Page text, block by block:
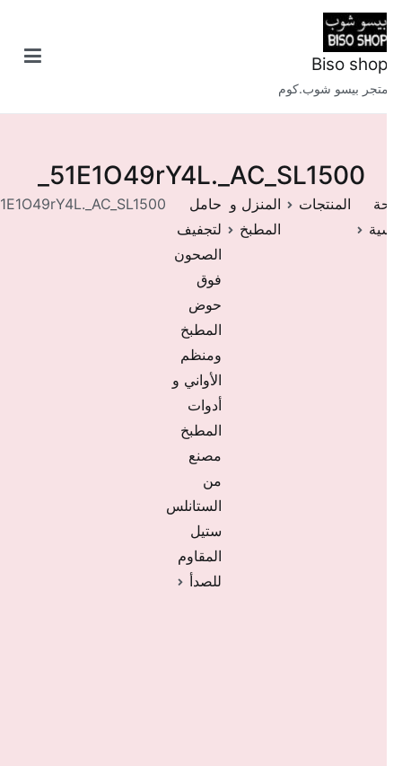
Biso
بيسو شوب.كوم
51E1O49rY4L._AC_SL1500_
المنتجات
المنزل و
المطبخ
حامل
لتجفيف
الصحون
فوق
حوض
المطبخ
ومنظم
الأواني و
أدوات
المطبخ
مصنع
من
الستانلس
ستيل
المقاوم
للصدأ
51E1O49rY4L._AC_SL1500_